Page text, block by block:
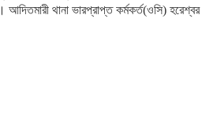
থানা ভারপ্রাপ্ত কর্মকর্ত(ওসি) হরেশ্বর